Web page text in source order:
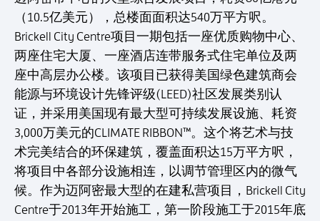
（10.5亿美元），总楼面面积达540万平方呎。
Brickell City Centre项目一期包括一座优质购物中心、
两座住宅大厦、一座酒店连带服务式住宅单位及两
座中高层办公楼。该项目已获得美国绿色建筑商会
能源与环境设计先锋评级(LEED)社区发展类别认
证，并采用美国现有最大型可持续发展设施、耗资
3,000万美元的CLIMATE RIBBON™。这个将艺术与技
术完美结合的环保建筑，覆盖面积达15万平方呎，
将项目中各部分设施相连，以调节管理区内的微气
候。作为迈阿密最大型的在建私营项目，Brickell City
Centre于2013年开始施工，第一阶段施工于2015年底